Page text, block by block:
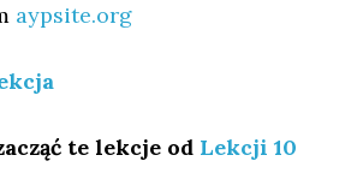
aypsite.org
te lekcje od Lekcji 10